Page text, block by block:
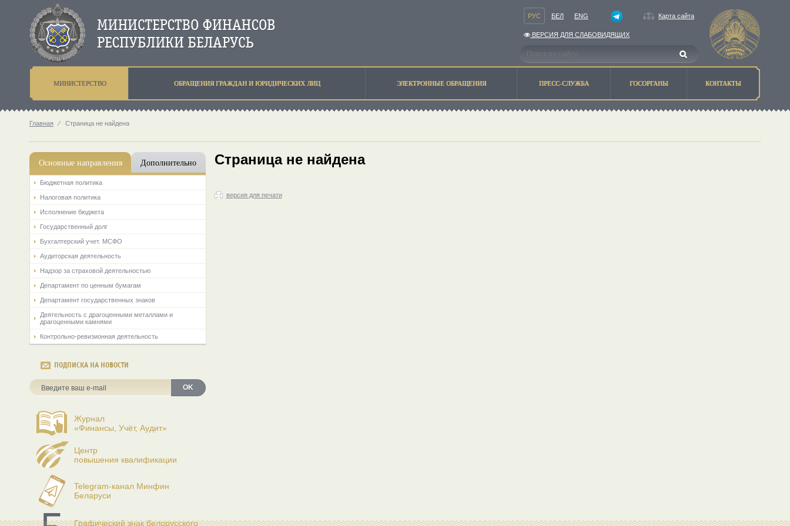
РУС БЕЛ ENG Карта сайта
ВЕРСИЯ ДЛЯ СЛАБОВИДЯЩИХ
МИНИСТЕРСТВО ОБРАЩЕНИЯ ГРАЖДАН И ЮРИДИЧЕСКИХ ЛИЦ ЭЛЕКТРОННЫЕ ОБРАЩЕНИЯ ПРЕСС-СЛУЖБА ГОСОРГАНЫ КОНТАКТЫ
Главная ⁄ Страница не найдена
Основные направления Дополнительно
Бюджетная политика
Налоговая политика
Исполнение бюджета
Государственный долг
Бухгалтерский учет. МСФО
Аудиторская деятельность
Надзор за страховой деятельностью
Департамент по ценным бумагам
Департамент государственных знаков
Деятельность с драгоценными металлами и
драгоценными камнями
Контрольно-ревизионная деятельность
ПОДПИСКА НА НОВОСТИ
OK
Журнал
«Финансы, Учёт, Аудит»
Центр
повышения квалификации
Telegram-канал Минфин
Беларуси
Графический знак белорусского
Страница не найдена
версия для печати